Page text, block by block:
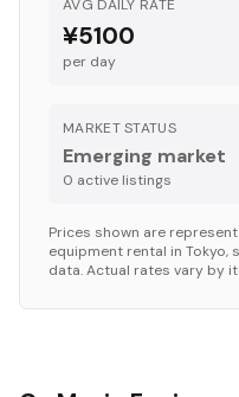
AVG DAILY RATE
¥5100
per day
MARKET STATUS
Emerging market
0 active listings
Prices shown are
equipment rental in Tokyo,
data. Actual rates vary by